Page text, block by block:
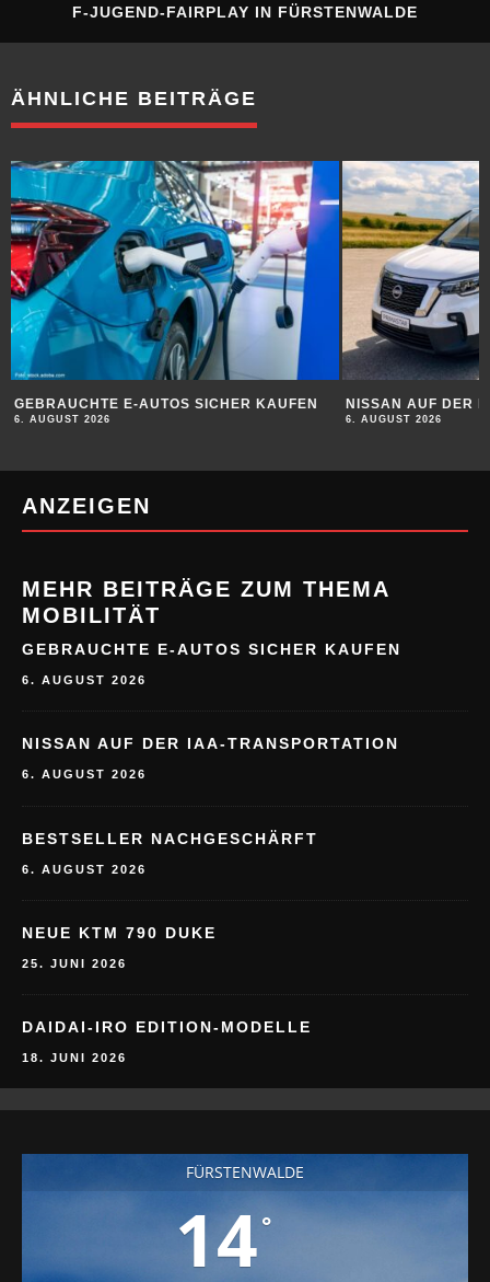
F-JUGEND-FAIRPLAY IN FÜRSTENWALDE
ÄHNLICHE BEITRÄGE
GEBRAUCHTE E-AUTOS SICHER KAUFEN
6. AUGUST 2026
NISSAN AUF DER
6. AUGUST 2026
ANZEIGEN
MEHR BEITRÄGE ZUM THEMA
MOBILITÄT
GEBRAUCHTE E-AUTOS SICHER KAUFEN
6. AUGUST 2026
NISSAN AUF DER IAA-TRANSPORTATION
6. AUGUST 2026
BESTSELLER NACHGESCHÄRFT
6. AUGUST 2026
NEUE KTM 790 DUKE
25. JUNI 2026
DAIDAI-IRO EDITION-MODELLE
18. JUNI 2026
FÜRSTENWALDE
14°